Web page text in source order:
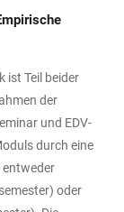
ist Teil beider
der
und EDV-
durch eine
entweder
oder